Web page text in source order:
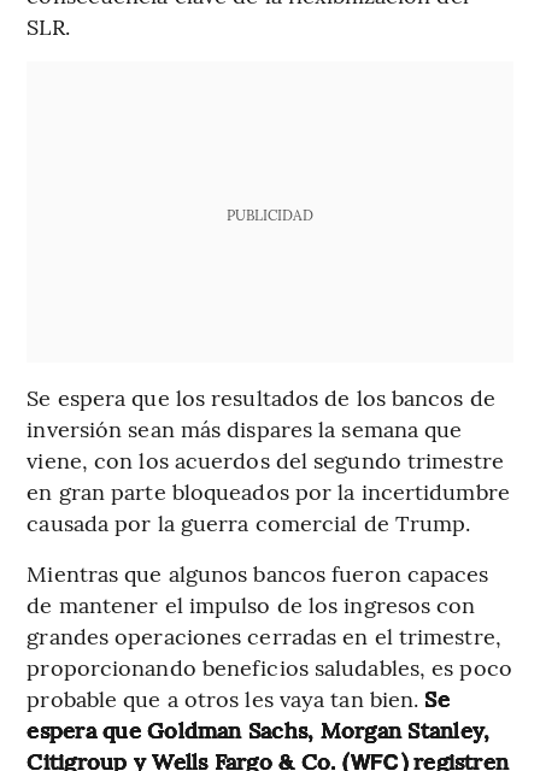
SLR.
PUBLICIDAD
Se espera que los resultados de los bancos de
inversión sean más dispares la semana que
viene, con los acuerdos del segundo trimestre
en gran parte bloqueados por la incertidumbre
causada por la guerra comercial de Trump.
Mientras que algunos bancos fueron capaces
de mantener el impulso de los ingresos con
grandes operaciones cerradas en el trimestre,
proporcionando beneficios saludables, es poco
probable que a otros les vaya tan bien. Se
espera que Goldman Sachs, Morgan Stanley,
Citigroup y Wells Fargo & Co. (WFC) registren